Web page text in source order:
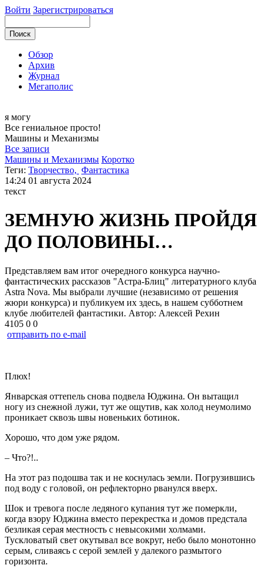
Войти Зарегистрироваться
Обзор
Архив
Журнал
Мегаполис
я могу
Все гениальное просто!
Машины и Механизмы
Все записи
Машины и Механизмы Коротко
Теги: Творчество, Фантастика
14:24 01 августа 2024
текст
ЗЕМНУЮ ЖИЗНЬ ПРОЙДЯ
ДО ПОЛОВИНЫ…
Представляем вам итог очередного конкурса научно-
фантастических рассказов "Астра-Блиц" литературного клуба
Astra Nova. Мы выбрали лучшие (независимо от решения
жюри конкурса) и публикуем их здесь, в нашем субботнем
клубе любителей фантастики. Автор: Алексей Рехин
4105 0 0
отправить по e-mail
Плюх!
Январская оттепель снова подвела Юджина. Он вытащил
ногу из снежной лужи, тут же ощутив, как холод неумолимо
проникает сквозь швы новеньких ботинок.
Хорошо, что дом уже рядом.
– Что?!..
На этот раз подошва так и не коснулась земли. Погрузившись
под воду с головой, он рефлекторно рванулся вверх.
Шок и тревога после ледяного купания тут же померкли,
когда взору Юджина вместо перекрестка и домов предстала
безликая серая местность с невысокими холмами.
Тускловатый свет окутывал все вокруг, небо было монотонно
серым, сливаясь с серой землей у далекого размытого
горизонта.